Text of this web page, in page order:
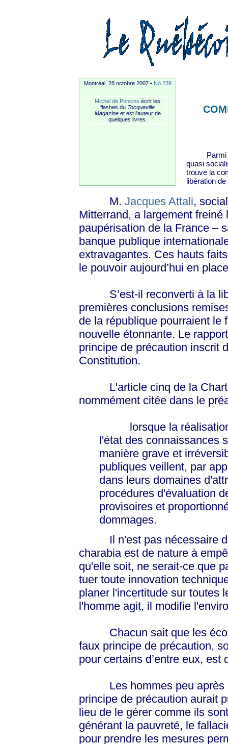
Montréal, 28 octobre 2007 • No 239
Michel de Poncins écrit les
flashes du Tocqueville
Magazineet est l'auteur de
quelques livres.
Parmi les
quasi
trouve la
libération
M. Jacques Attali,
Mitterrand, a largement
paupérisation de la France –
banque publique
extravagantes. Ces hauts
le pouvoir aujourd’hui en
S’est-il reconverti à la
premières conclusions
de la république pourraient le
nouvelle étonnante. Le
principe de précaution inscrit
Constitution.
L'article cinq de la Charte
nommément citée dans le
lorsque la réalisation
l'état des connaissances
manière grave et
publiques veillent, par
dans leurs domaines
procédures d'évaluation
provisoires et
dommages.
Il n'est pas nécessaire
charabia est de nature à
qu'elle soit, ne serait-ce que
tuer toute innovation
planer l'incertitude sur toutes
l'homme agit, il modifie
Chacun sait que les
faux principe de précaution,
pour certains d’entre eux, est
Les hommes peu après
principe de précaution aurait
lieu de le gérer comme ils
générant la pauvreté, le
pour prendre les mesures